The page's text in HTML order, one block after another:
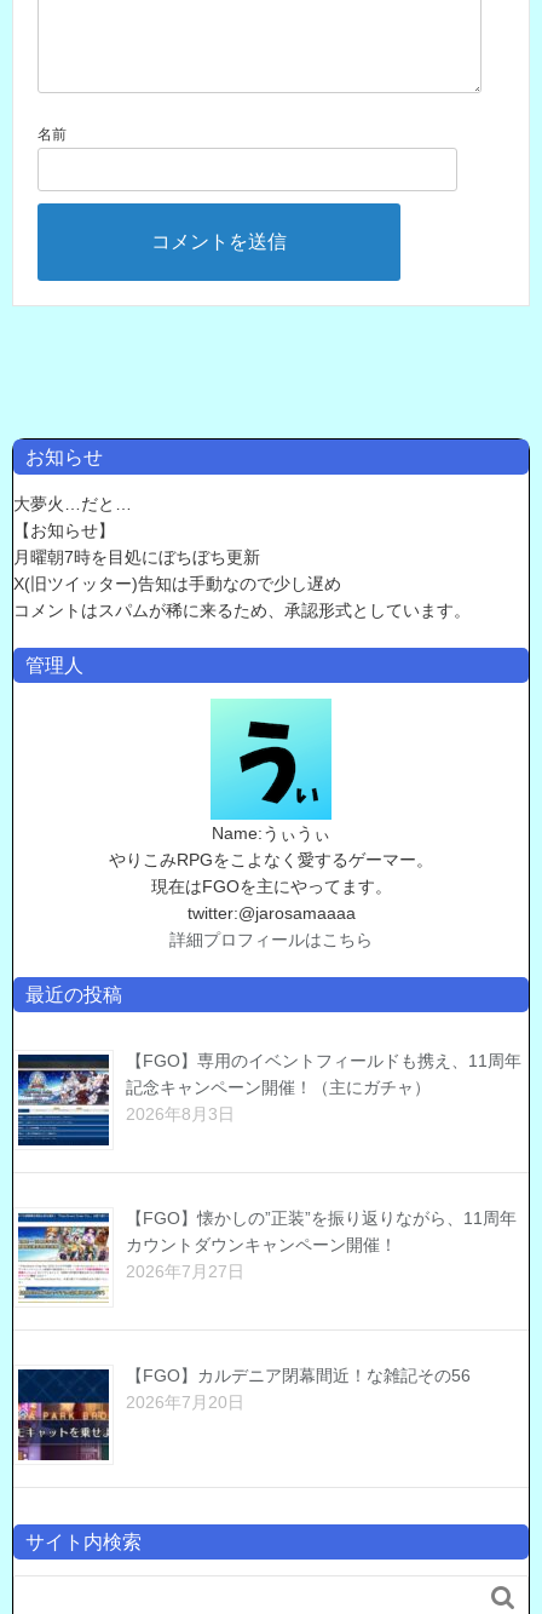
名前
お知らせ
大夢火…だと…
【お知らせ】
月曜朝7時を目処にぼちぼち更新
X(旧ツイッター)告知は手動なので少し遅め
コメントはスパムが稀に来るため、承認形式としています。
管理人
Name:うぃうぃ
やりこみRPGをこよなく愛するゲーマー。
現在はFGOを主にやってます。
twitter:@jarosamaaaa
詳細プロフィールはこちら
最近の投稿
【FGO】専用のイベントフィールドも携え、11周年
記念キャンペーン開催！（主にガチャ）
2026年8月3日
【FGO】懐かしの”正装”を振り返りながら、11周年
カウントダウンキャンペーン開催！
2026年7月27日
【FGO】カルデニア閉幕間近！な雑記その56
2026年7月20日
サイト内検索
